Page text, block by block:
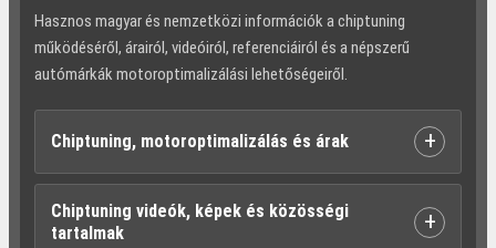
Hasznos magyar és nemzetközi információk a chiptuning
működéséről, árairól, videóiról, referenciáiról és a népszerű
autómárkák motoroptimalizálási lehetőségeiről.
Chiptuning, motoroptimalizálás és árak +
Chiptuning videók, képek és közösségi
tartalmak
+